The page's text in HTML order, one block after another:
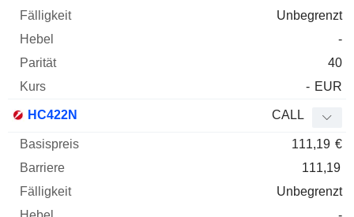
Unbegrenzt
-
40
- EUR
HC422N CALL
111,19 €
111,19
Unbegrenzt